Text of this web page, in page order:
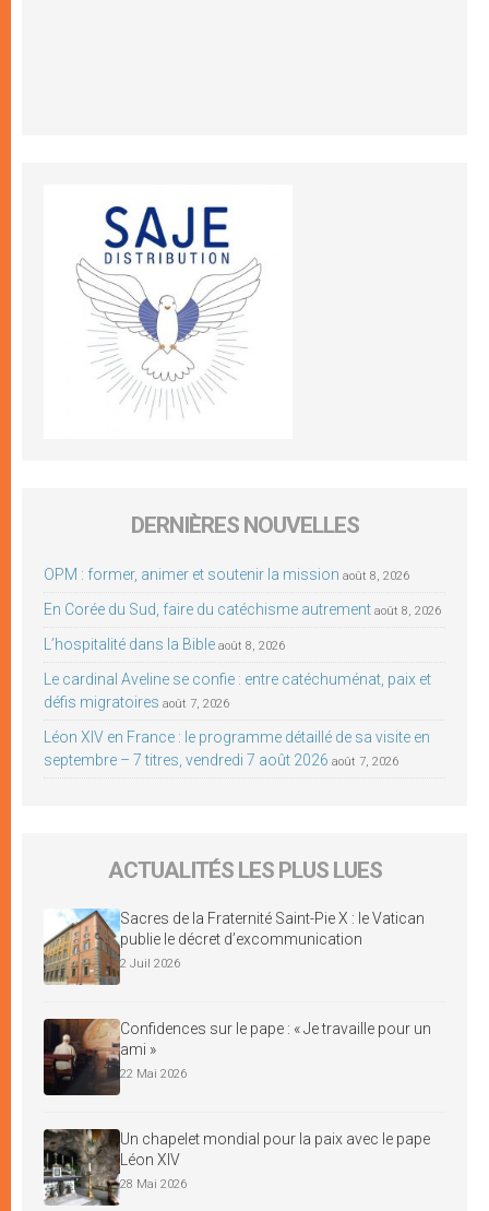
DERNIÈRES NOUVELLES
OPM : former, animer et soutenir la mission août 8, 2026
En Corée du Sud, faire du catéchisme autrement août 8, 2026
L’hospitalité dans la Bible août 8, 2026
Le cardinal Aveline se confie : entre catéchuménat, paix et
défis migratoires août 7, 2026
Léon XIV en France : le programme détaillé de sa visite en
septembre – 7 titres, vendredi 7 août 2026 août 7, 2026
ACTUALITÉS LES PLUS LUES
Sacres de la Fraternité Saint-Pie X : le Vatican
publie le décret d’excommunication
2 Juil 2026
Confidences sur le pape : « Je travaille pour un
ami »
22 Mai 2026
Un chapelet mondial pour la paix avec le pape
Léon XIV
28 Mai 2026